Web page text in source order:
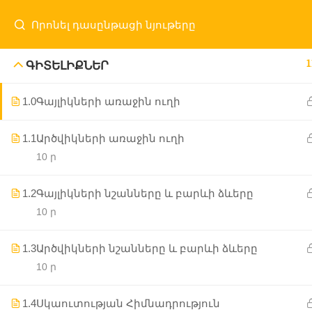
ԳԻՏԵԼԻՔՆԵՐ
1.0Գայլիկների առաջին ուղի
1.1Արծվիկների առաջին ուղի
10 ր
1.2Գայլիկների նշանները և բարևի ձևերը
10 ր
1.3Արծվիկների նշանները և բարևի ձևերը
10 ր
1.4Սկաուտության Հիմնադրություն